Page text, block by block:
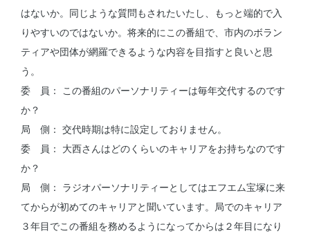
はないか。同じような質問もされたいたし、もっと端的で入
りやすいのではないか。将来的にこの番組で、市内のボラン
ティアや団体が網羅できるような内容を目指すと良いと思
う。
委 員： この番組のパーソナリティーは毎年交代するのです
か？
局 側： 交代時期は特に設定しておりません。
委 員： 大西さんはどのくらいのキャリアをお持ちなのです
か？
局 側： ラジオパーソナリティーとしてはエフエム宝塚に来
てからが初めてのキャリアと聞いています。局でのキャリア
３年目でこの番組を務めるようになってからは２年目になり